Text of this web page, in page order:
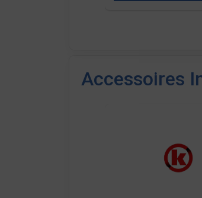
Accessoires